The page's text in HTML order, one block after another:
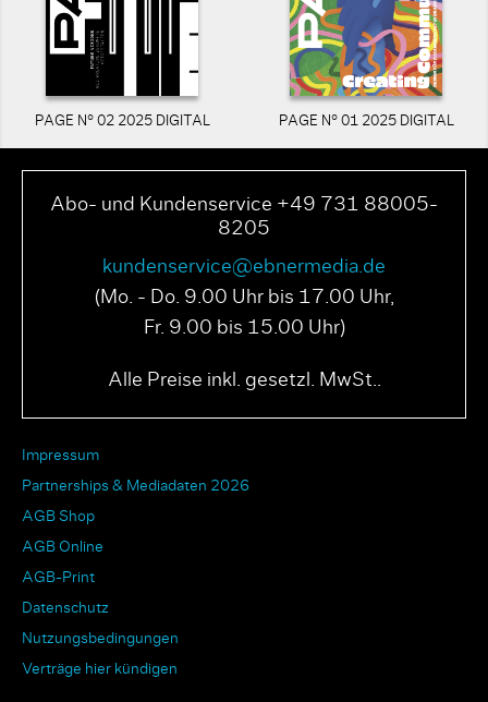
PAGE N° 02 2025 DIGITAL PAGE N° 01 2025 DIGITAL
Abo- und Kundenservice +49 731 88005-
8205
kundenservice@ebnermedia.de
(Mo. - Do. 9.00 Uhr bis 17.00 Uhr,
Fr. 9.00 bis 15.00 Uhr)
Alle Preise inkl. gesetzl. MwSt..
Impressum
Partnerships & Mediadaten 2026
AGB Shop
AGB Online
AGB-Print
Datenschutz
Nutzungsbedingungen
Verträge hier kündigen